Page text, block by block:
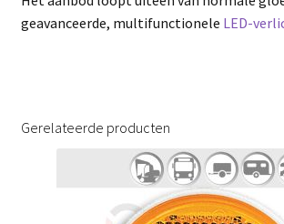
geavanceerde, multifunctionele LED-
Gerelateerde producten